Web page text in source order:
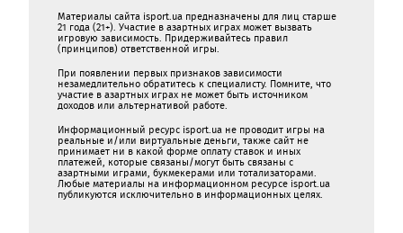
Материалы сайта isport.ua предназначены для лиц старше
21 года (21+). Участие в азартных играх может вызвать
игровую зависимость. Придерживайтесь правил
(принципов) ответственной игры.
При появлении первых признаков зависимости
незамедлительно обратитесь к специалисту. Помните, что
участие в азартных играх не может быть источником
доходов или альтернативой работе.
Информационный ресурс isport.ua не проводит игры на
реальные и/или виртуальные деньги, также сайт не
принимает ни в какой форме oплaту ставок и иных
платежей, которые связаны/могут быть связаны c
азартными игрaми, букмекерами или тотализаторами.
Любые материалы на информационном ресурсе isport.ua
публикуютcя исключительно в информационных целях.